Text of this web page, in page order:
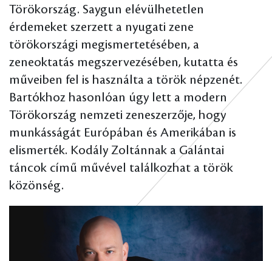
Törökország. Saygun elévülhetetlen
érdemeket szerzett a nyugati zene
törökországi megismertetésében, a
zeneoktatás megszervezésében, kutatta és
műveiben fel is használta a török népzenét.
Bartókhoz hasonlóan úgy lett a modern
Törökország nemzeti zeneszerzője, hogy
munkásságát Európában és Amerikában is
elismerték. Kodály Zoltánnak a Galántai
táncok című művével találkozhat a török
közönség.